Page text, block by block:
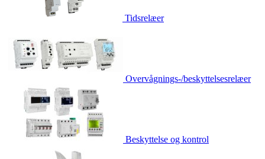
Tidsrelæer
Overvågnings-/beskyttelsesrelæer
Beskyttelse og kontrol